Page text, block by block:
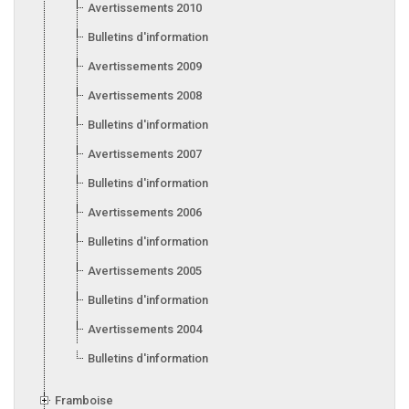
Avertissements 2010
Bulletins d'information 2010
Avertissements 2009
Avertissements 2008
Bulletins d'information 2008
Avertissements 2007
Bulletins d'information 2007
Avertissements 2006
Bulletins d'information 2006
Avertissements 2005
Bulletins d'information 2005
Avertissements 2004
Bulletins d'information 2004
Framboise